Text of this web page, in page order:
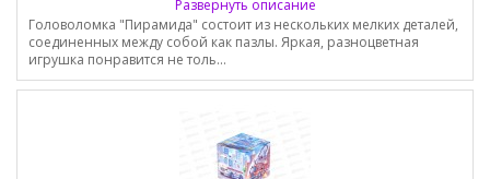
Развернуть описание
Головоломка "Пирамида" состоит из нескольких мелких деталей,
соединенных между собой как пазлы. Яркая, разноцветная
игрушка понравится не толь...